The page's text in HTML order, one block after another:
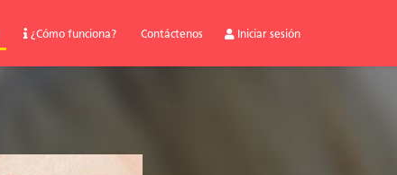
¿Cómo funciona? Contáctenos Iniciar sesión